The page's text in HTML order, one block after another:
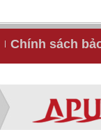
Chính sách